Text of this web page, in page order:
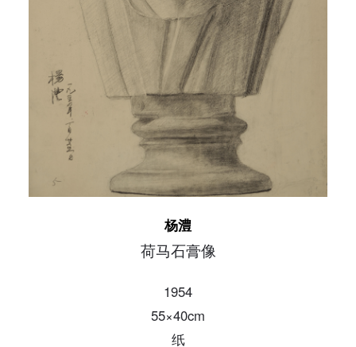
杨澧
荷马石膏像
1954
55×40cm
纸
手机号码将作为您的登录账号
验证码
登录